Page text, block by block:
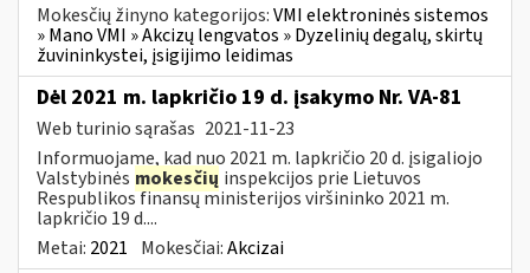
Mokesčių žinyno kategorijos:VMI elektroninės sistemos
» Mano VMI » Akcizų lengvatos » Dyzelinių degalų, skirtų
žuvininkystei, įsigijimo leidimas
Dėl 2021 m. lapkričio 19 d. įsakymo Nr. VA-81
Web turinio sąrašas 2021-11-23
Informuojame, kad nuo 2021 m. lapkričio 20 d. įsigaliojo
Valstybinės mokesčių inspekcijos prie Lietuvos
Respublikos finansų ministerijos viršininko 2021 m.
lapkričio 19 d....
Metai: 2021 Mokesčiai:Akcizai